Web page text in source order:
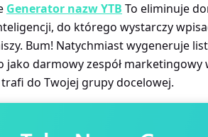
Generator nazw YTB To eliminuje
do którego wystarczy
Bum! Natychmiast wygeneruje
jako darmowy zespół marketingowy
do Twojej grupy docelowej.